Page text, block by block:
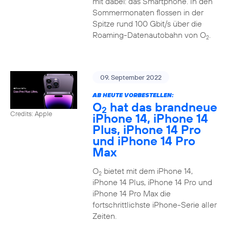
Sommermonaten flossen in der
Spitze rund 100 Gbit/s über die
Roaming-Datenautobahn von O2.
Credits: Apple
09. September 2022
AB HEUTE VORBESTELLEN:
O2 hat das brandneue
iPhone 14, iPhone 14
Plus, iPhone 14 Pro
und iPhone 14 Pro
Max
O2bietet mit dem iPhone 14,
iPhone 14 Plus, iPhone 14 Pro und
iPhone 14 Pro Max die
fortschrittlichste iPhone-Serie aller
Zeiten.